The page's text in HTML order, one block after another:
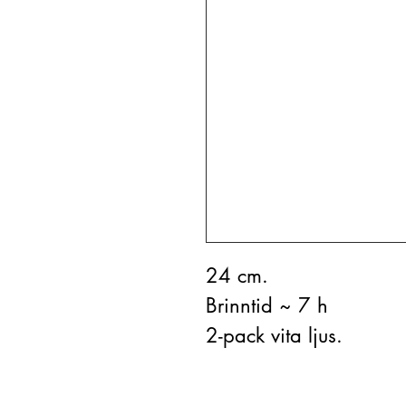
24 cm.
Brinntid ~ 7 h
2-pack vita ljus.